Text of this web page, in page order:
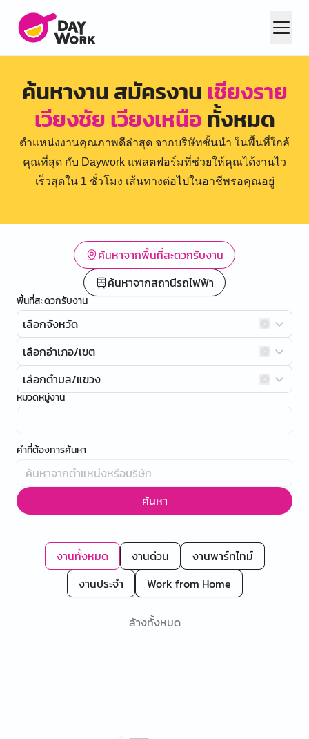
ค้นหางาน สมัครงานเชียงราย
เวียงชัย เวียงเหนือทั้งหมด
ตำแหน่งงานคุณภาพดีล่าสุด จากบริษัทชั้นนำ ในพื้นที่ใกล้
คุณที่สุด กับ Daywork แพลตฟอร์มที่ช่วยให้คุณได้งานไว
เร็วสุดใน 1 ชั่วโมง เส้นทางต่อไปในอาชีพรอคุณอยู่
ค้นหาจากพื้นที่สะดวกรับงาน
ค้นหาจากสถานีรถไฟฟ้า
พื้นที่สะดวกรับงาน
เลือกจังหวัด
เลือกอำเภอ/เขต
เลือกตำบล/แขวง
หมวดหมู่งาน
คำที่ต้องการค้นหา
ค้นหา
งานทั้งหมด งานด่วน
งานพาร์ทไทม์
งานประจำ
Work from Home
ล้างทั้งหมด